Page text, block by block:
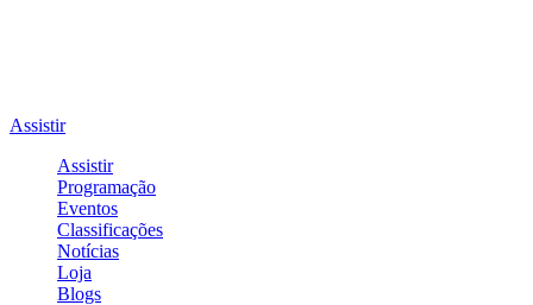
Assistir
Assistir
Programação
Eventos
Classificações
Notícias
Loja
Blogs